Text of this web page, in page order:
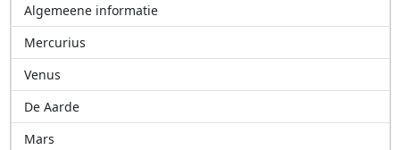
Algemeene informatie
Mercurius
Venus
De Aarde
Mars